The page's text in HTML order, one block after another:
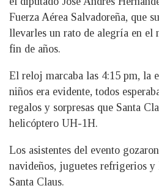
Fuerza Aérea Salvadoreña, que
llevarles un rato de alegría en el
fin de años.
El reloj marcaba las 4:15 pm, la
niños era evidente, todos
regalos y sorpresas que Santa
helicóptero UH-1H.
Los asistentes del evento
navideños, juguetes refrigerios
Santa Claus.